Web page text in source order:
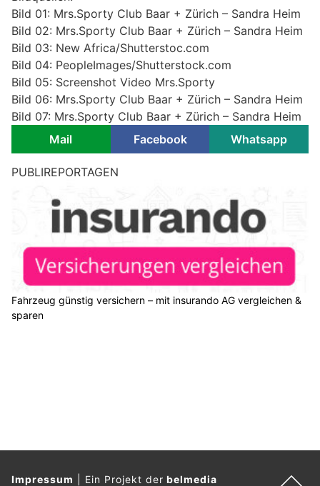
Bild 01: Mrs.Sporty Club Baar + Zürich – Sandra Heim
Bild 02: Mrs.Sporty Club Baar + Zürich – Sandra Heim
Bild 03: New Africa/Shutterstoc.com
Bild 04: PeopleImages/Shutterstock.com
Bild 05: Screenshot Video Mrs.Sporty
Bild 06: Mrs.Sporty Club Baar + Zürich – Sandra Heim
Bild 07: Mrs.Sporty Club Baar + Zürich – Sandra Heim
Mail
Facebook Whatsapp
A13 – Unfall sorgt für langen Rückstau
VON POLIZEI.NEWS REDAKTION
Am Dienstagnachmittag (28.07.2026) ist ein 56-jähriger
Mann auf der Autobahn A13 mit seinem Lieferwagen und
einem Anhänger verunfallt.
Für die Bergungsarbeiten musste der Überholstreifen während
rund zwei Stunden gesperrt werden. Dadurch kam es zu einem
Rückstau. Es entstand Sachschaden.